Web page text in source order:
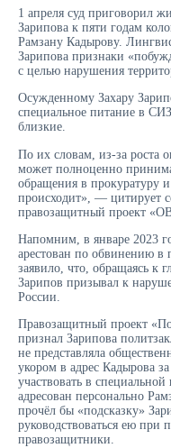
1 апреля суд приговорил
Зарипова к пяти годам
Рамзану Кадырову.
Зарипова признаки
с целью нарушения
Осужденному Захару
специальное питание в
близкие.
По их словам, из-за роста
может полноценно
обращения в прокуратуру
происходит», — цитирует
правозащитный проект
Напомним, в январе 2023
арестован по обвинению в
заявило, что, обращаясь к
Зарипов призывал к
России.
Правозащитный проект
признал Зарипова
не представляла
укором в адрес Кадырова
участвовать в
адресован персонально
прочёл бы «подсказку»
руководствоваться ею
правозащитники.